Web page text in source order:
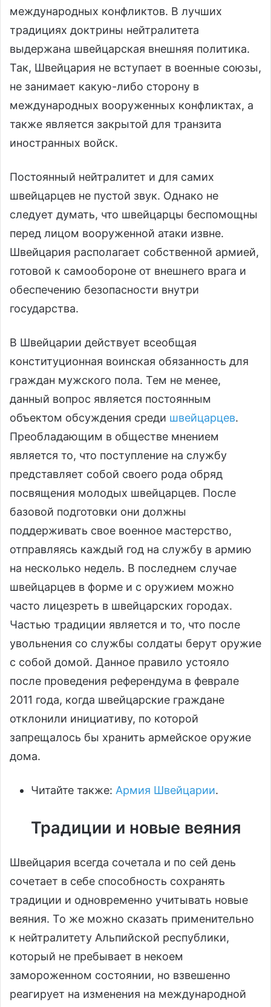
международных конфликтов. В лучших
традициях доктрины нейтралитета
выдержана швейцарская внешняя политика.
Так, Швейцария не вступает в военные союзы,
не занимает какую-либо сторону в
международных вооруженных конфликтах, а
также является закрытой для транзита
иностранных войск.
Постоянный нейтралитет и для самих
швейцарцев не пустой звук. Однако не
следует думать, что швейцарцы беспомощны
перед лицом вооруженной атаки извне.
Швейцария располагает собственной армией,
готовой к самообороне от внешнего врага и
обеспечению безопасности внутри
государства.
В Швейцарии действует всеобщая
конституционная воинская обязанность для
граждан мужского пола. Тем не менее,
данный вопрос является постоянным
объектом обсуждения среди швейцарцев.
Преобладающим в обществе мнением
является то, что поступление на службу
представляет собой своего рода обряд
посвящения молодых швейцарцев. После
базовой подготовки они должны
поддерживать свое военное мастерство,
отправляясь каждый год на службу в армию
на несколько недель. В последнем случае
швейцарцев в форме и с оружием можно
часто лицезреть в швейцарских городах.
Частью традиции является и то, что после
увольнения со службы солдаты берут оружие
с собой домой. Данное правило устояло
после проведения референдума в феврале
2011 года, когда швейцарские граждане
отклонили инициативу, по которой
запрещалось бы хранить армейское оружие
дома.
Читайте также: Армия Швейцарии.
Традиции и новые веяния
Швейцария всегда сочетала и по сей день
сочетает в себе способность сохранять
традиции и одновременно учитывать новые
веяния. То же можно сказать применительно
к нейтралитету Альпийской республики,
который не пребывает в некоем
замороженном состоянии, но взвешенно
реагирует на изменения на международной